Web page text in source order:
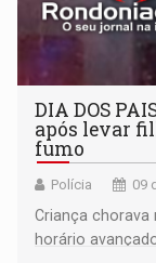
DIA DOS
após levar
fumo
Polícia 09
Criança
horário